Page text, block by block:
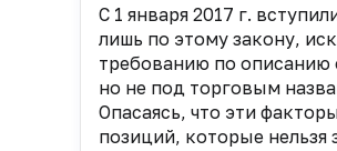
С 1 января 2017 г.
лишь по этому закону,
требованию по описанию
но не под торговым
Опасаясь, что эти
позиций, которые нельзя